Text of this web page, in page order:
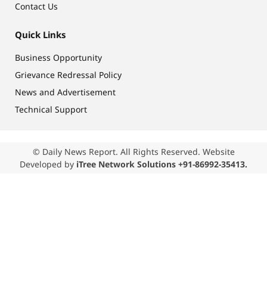
Contact Us
Quick Links
Business Opportunity
Grievance Redressal Policy
News and Advertisement
Technical Support
© Daily News Report. All Rights Reserved. Website
Developed by iTree Network Solutions +91-86992-35413.